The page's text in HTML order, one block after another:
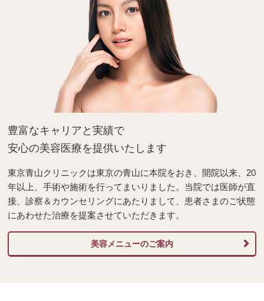
豊富なキャリアと実績で
安心の美容医療を提供いたします
東京青山クリニックは東京の青山に本院をおき、開院以来、20
年以上、手術や施術を行ってまいりました。当院では医師が直
接、診察＆カウンセリングにあたりまして、患者さまのご状態
にあわせた治療を提案させていただきます。
美容メニューのご案内